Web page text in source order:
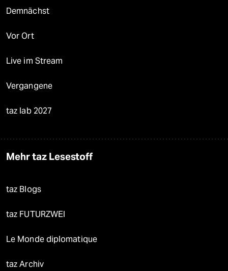
Demnächst
Vor Ort
Live im Stream
Vergangene
taz lab 2027
Mehr taz Lesestoff
taz Blogs
taz FUTURZWEI
Le Monde diplomatique
taz Archiv